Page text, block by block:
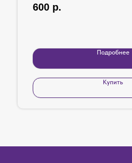
600 р.
Подробнее
Купить